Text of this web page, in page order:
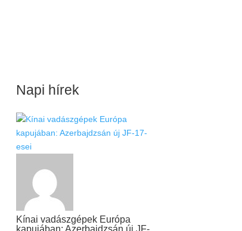
Napi hírek
Kínai vadászgépek Európa